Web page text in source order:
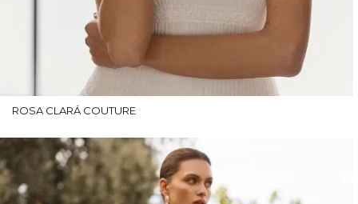
ROSA CLARÁ COUTURE